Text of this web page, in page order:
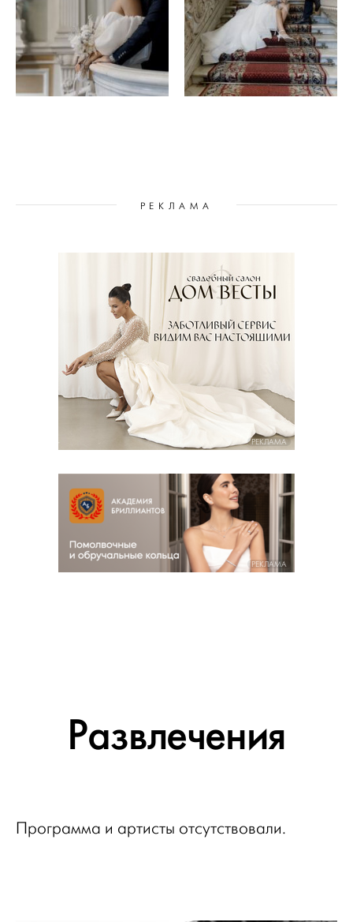
РЕКЛАМА
РЕКЛАМА
РЕКЛАМА
Развлечения
Программа и артисты отсутствовали.